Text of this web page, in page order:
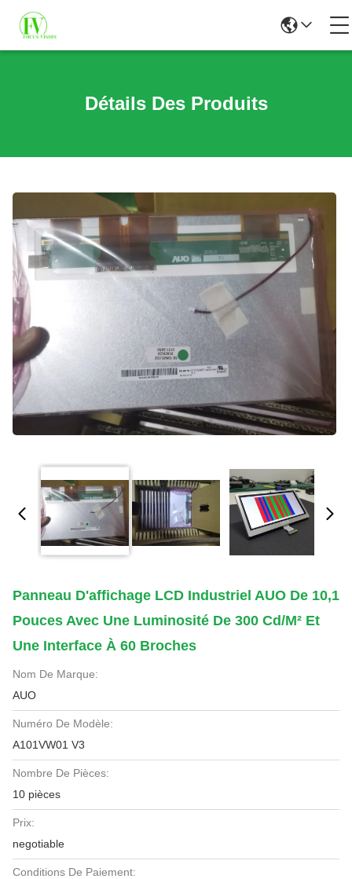
Détails Des Produits
Panneau D'affichage LCD Industriel AUO De 10,1
Pouces Avec Une Luminosité De 300 Cd/m² Et
Une Interface À 60 Broches
Nom De Marque:
AUO
Numéro De Modèle:
A101VW01 V3
Nombre De Pièces:
10 pièces
Prix:
negotiable
Conditions De Paiement: